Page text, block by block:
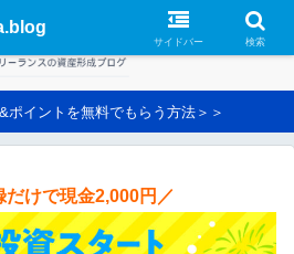
ポイントを無料でもらう方法＞＞
だけで現金2,000円／
サイドバー 検索